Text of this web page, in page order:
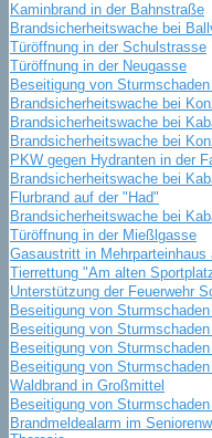
Kaminbrand in der Bahnstraße
Brandsicherheitswache bei
Türöffnung in der Schulstrasse
Türöffnung in der Neugasse
Beseitigung von
Brandsicherheitswache bei
Brandsicherheitswache bei
Brandsicherheitswache bei
PKW gegen Hydranten in der
Brandsicherheitswache bei
Flurbrand auf der "Had"
Brandsicherheitswache bei
Türöffnung in der Mießlgasse
Gasaustritt in
Tierrettung "Am alten
Unterstützung der Feuerwehr
Beseitigung von
Beseitigung von
Beseitigung von
Beseitigung von
Waldbrand in Großmittel
Beseitigung von
Brandmeldealarm im